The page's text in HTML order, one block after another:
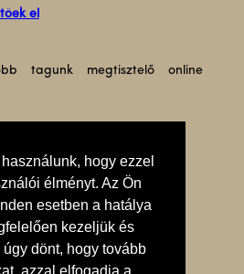
hogy ezzel
élményt. Az Ön
esetben a hatálya
kezeljük és
dönt, hogy tovább
azzal elfogadja a
el
tagunk megtisztelő online
23.